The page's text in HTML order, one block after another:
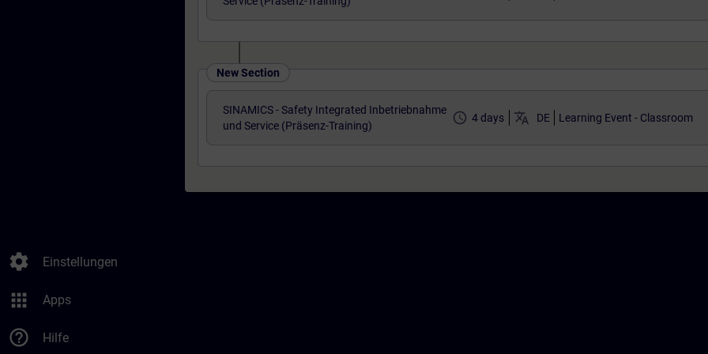
settings Einstellungen
apps Apps
help_outline Hilfe
New Section
SINAMICS - Safety Integrated Inbetriebnahme
und Service (Präsenz-Training)
access_time 4 days translate DE Learning Event - Classroom